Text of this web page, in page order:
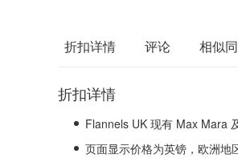
折扣详情 评论 相似
折扣详情
Flannels UK 现有 Max Mara
页面显示价格为英镑，欧洲地